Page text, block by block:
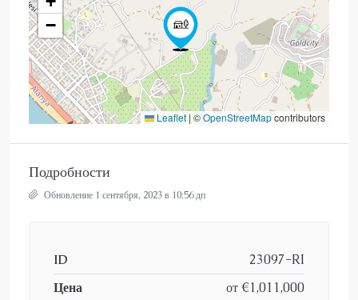
−
Leaflet | ©OpenStreetMapcontributors
Подробности
Обновление 1 сентября, 2023 в 10:56 дп
ID
23097-RI
Цена
от€1,011,000